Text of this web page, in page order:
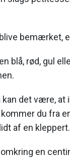
bemærket,
blå, rød, gul
kan det være,
du fra
af en kleppert.
en